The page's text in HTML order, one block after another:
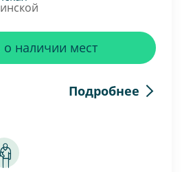
Подробнее
о наличии мест